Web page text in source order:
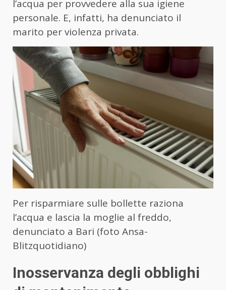
l’acqua per provvedere alla sua igiene
personale. E, infatti, ha denunciato il
marito per violenza privata.
Per risparmiare sulle bollette raziona
l’acqua e lascia la moglie al freddo,
denunciato a Bari (foto Ansa-
Blitzquotidiano)
Inosservanza degli obblighi